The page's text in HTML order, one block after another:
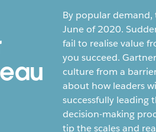
By popular demand,
June of 2020.
fail to realise value
you succeed.
culture from a
about how leaders
successfully leading
decision-making
tip the scales and